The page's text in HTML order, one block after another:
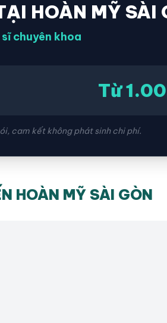
HOÀN MỸ SÀI
chuyên khoa
Từ
cam kết không phát sinh chi phí.
HOÀN MỸ SÀI GÒN